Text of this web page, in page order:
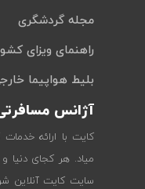
مجله گردشگری
راهنمای ویزای
بلیط هواپیما
آژانس
کایت با ارائه
میاد. هر کجای دنیا
سایت کایت آنلاین